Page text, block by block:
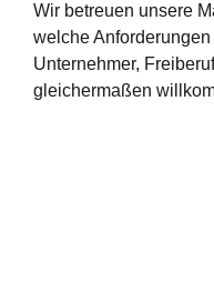
Wir betreuen unsere
welche
Unternehmer,
gleichermaßen